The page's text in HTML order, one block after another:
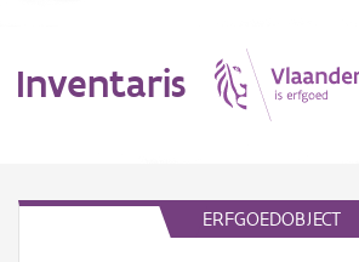
Inventaris
ERFGOEDOBJECT